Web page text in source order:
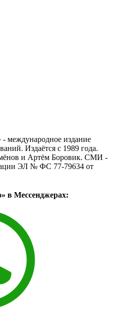
международное издание
Издаётся с 1989 года.
и Артём Боровик. CМИ -
ЭЛ № ФС 77-79634 от
в Мессенджерах: